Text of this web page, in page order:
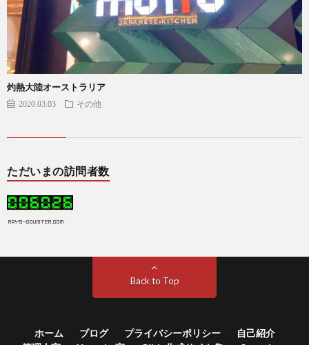
灼熱大陸オーストラリア
2020.03.03 その他
ただいまの訪問者数
Back to Top
ホーム ブログ プライバシーポリシー
自己紹介